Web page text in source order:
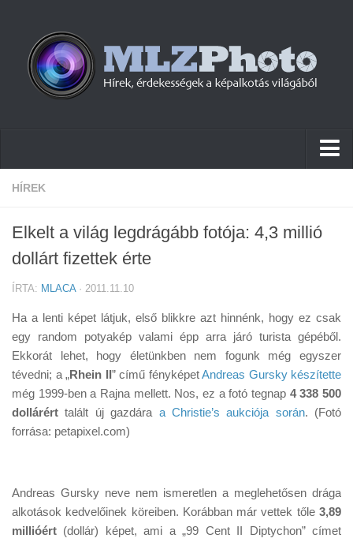
Hírek
Cikkek
Tudástár
Tanácsok
Érdekességek
Helyszíni Riport
HÍREK
Elkelt a világ legdrágább fotója: 4,3 millió
dollárt fizettek érte
ÍRTA: MLACA· 2011.11.10
Ha a lenti képet látjuk, első blikkre azt hinnénk, hogy ez csak
egy random potyakép valami épp arra járó turista gépéből.
Ekkorát lehet, hogy életünkben nem fogunk még egyszer
tévedni; a „Rhein II” című fényképetAndreas Gursky készítette
még 1999-ben a Rajna mellett. Nos, ez a fotó tegnap 4 338 500
dollárérttalált új gazdára a Christie’s aukciója során. (Fotó
forrása: petapixel.com)
Andreas Gursky neve nem ismeretlen a meglehetősen drága
alkotások kedvelőinek köreiben. Korábban már vettek tőle 3,89
millióért (dollár) képet, ami a „99 Cent II Diptychon” címet